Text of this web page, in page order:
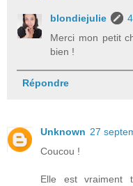
blondiejulie
Merci mon petit
bien !
Répondre
Unknown 27
Coucou !
Elle est vraiment